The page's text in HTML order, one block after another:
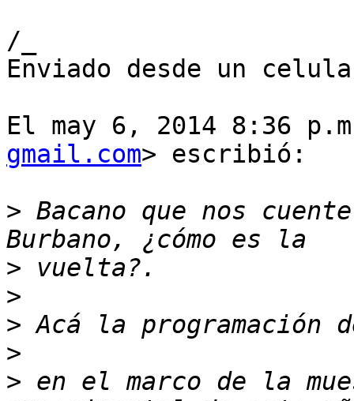
/_
Enviado desde un
El may 6, 2014 8:36
gmail.com> escribió:
> Bacano que nos
>
>
>
>
> en el marco de la